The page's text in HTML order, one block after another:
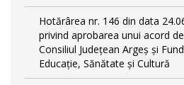
Hotărârea nr. 146 din data
privind aprobarea unui acord
Consiliul Județean Argeș și
Educație, Sănătate și Cultură